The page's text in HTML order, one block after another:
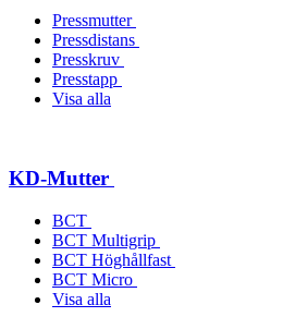
Pressmutter
Pressdistans
Presskruv
Presstapp
Visa alla
KD-Mutter
BCT
BCT Multigrip
BCT Höghållfast
BCT Micro
Visa alla